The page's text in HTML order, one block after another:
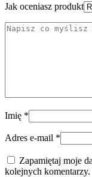
Jak oceniasz produkt
Imię *
Adres e-mail *
Zapamiętaj moje
kolejnych komentarzy.